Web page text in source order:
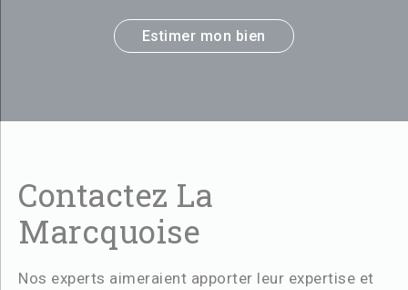
Estimer mon bien
Contactez La
Marcquoise
Nos experts aimeraient apporter leur expertise et